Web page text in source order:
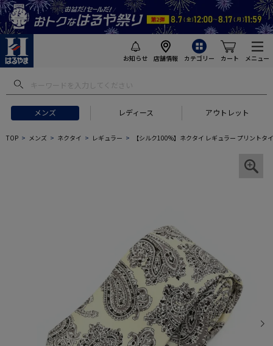
お知らせ 店舗情報 カテゴリー カート メニュー
メンズ レディース アウトレット
TOP メンズ ネクタイ レギュラー 【シルク100%】ネクタイ レギュラー プリントタ